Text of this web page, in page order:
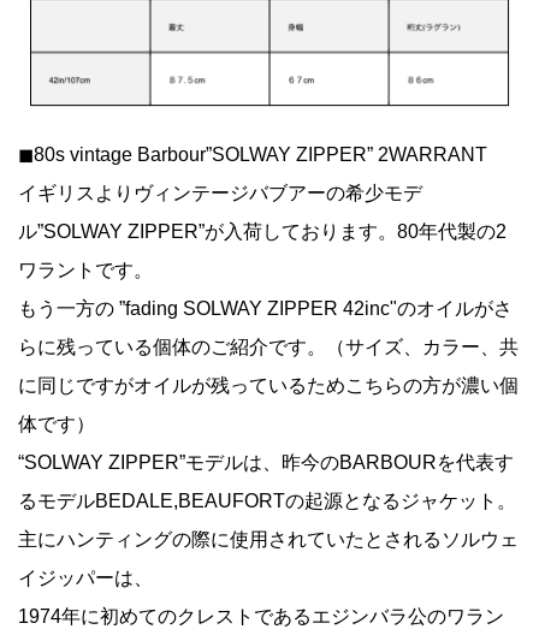
◼︎80s vintage Barbour”SOLWAY ZIPPER” 2WARRANT
イギリスよりヴィンテージバブアーの希少モデ
ル”SOLWAY ZIPPER”が入荷しております。80年代製の2
ワラントです。
もう一方の ”fading SOLWAY ZIPPER 42inc"のオイルがさ
らに残っている個体のご紹介です。（サイズ、カラー、共
に同じですがオイルが残っているためこちらの方が濃い個
体です）
“SOLWAY ZIPPER”モデルは、昨今のBARBOURを代表す
るモデルBEDALE,BEAUFORTの起源となるジャケット。
主にハンティングの際に使用されていたとされるソルウェ
イジッパーは、
1974年に初めてのクレストであるエジンバラ公のワラン